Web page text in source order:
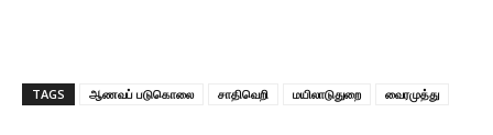
TAGS ஆணவப் படுகொலை சாதிவெறி மயிலாடுதுறை வைரமுத்து